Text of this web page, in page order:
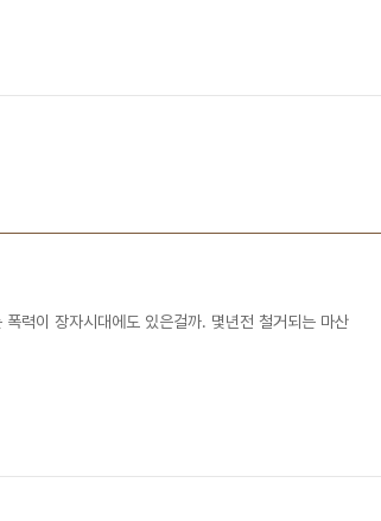
력이 장자시대에도 있은걸까. 몇년전 철거되는 마산